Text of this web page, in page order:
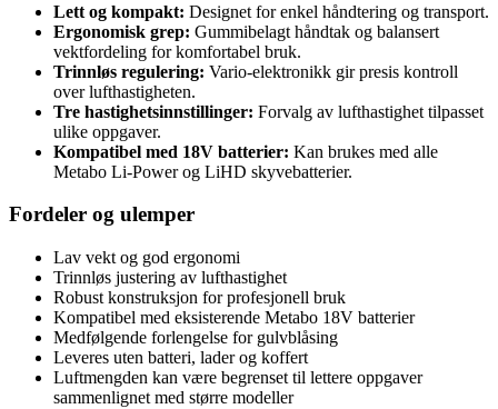
Lett og kompakt: Designet for enkel håndtering og transport.
Ergonomisk grep: Gummibelagt håndtak og balansert
vektfordeling for komfortabel bruk.
Trinnløs regulering: Vario-elektronikk gir presis kontroll
over lufthastigheten.
Tre hastighetsinnstillinger: Forvalg av lufthastighet tilpasset
ulike oppgaver.
Kompatibel med 18V batterier: Kan brukes med alle
Metabo Li-Power og LiHD skyvebatterier.
Fordeler og ulemper
Lav vekt og god ergonomi
Trinnløs justering av lufthastighet
Robust konstruksjon for profesjonell bruk
Kompatibel med eksisterende Metabo 18V batterier
Medfølgende forlengelse for gulvblåsing
Leveres uten batteri, lader og koffert
Luftmengden kan være begrenset til lettere oppgaver
sammenlignet med større modeller